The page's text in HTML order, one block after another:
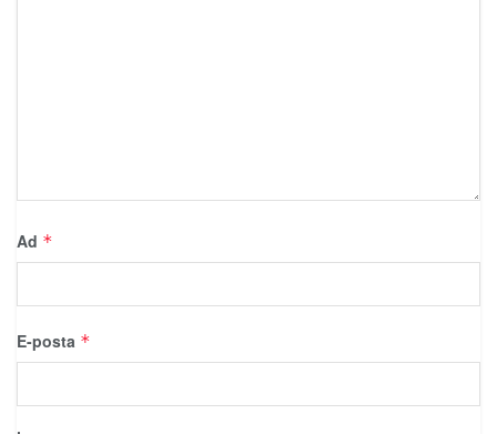
Ad *
E-posta *